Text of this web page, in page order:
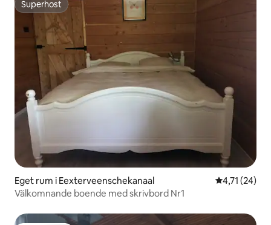
Superhost
Superhost
Eget rum i Eexterveenschekanaal 4,71 av 5 i
4,71 (24)
Välkomnande boende med skrivbord Nr1